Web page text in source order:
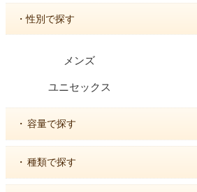
・性別で探す
メンズ
ユニセックス
・ 容量で探す
・ 種類で探す